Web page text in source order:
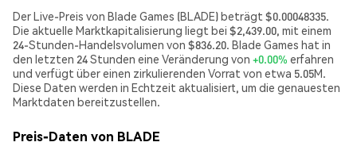
Der Live-Preis von Blade Games (BLADE) beträgt $0.00048335.
Die aktuelle Marktkapitalisierung liegt bei $2,439.00, mit einem
24-Stunden-Handelsvolumen von $836.20. Blade Games hat in
den letzten 24 Stunden eine Veränderung von +0.00% erfahren
und verfügt über einen zirkulierenden Vorrat von etwa 5.05M.
Diese Daten werden in Echtzeit aktualisiert, um die genauesten
Marktdaten bereitzustellen.
Preis-Daten von BLADE